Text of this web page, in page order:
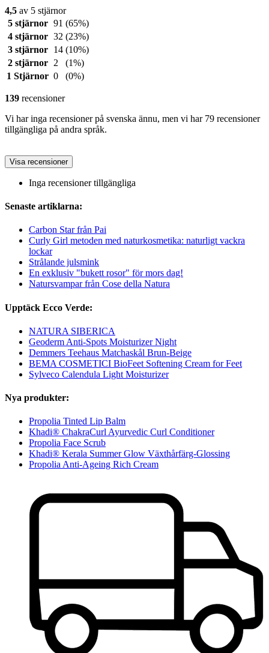
4,5 av 5 stjärnor
5 stjärnor 91 (65%)
4 stjärnor 32 (23%)
3 stjärnor
14 (10%)
2 stjärnor
2
(1%)
1 Stjärnor 0 (0%)
139 recensioner
Vi har inga recensioner på svenska ännu, men vi har 79 recensioner
tillgängliga på andra språk.
Visa recensioner
Inga recensioner tillgängliga
Senaste artiklarna:
Carbon Star från Pai
Curly Girl metoden med naturkosmetika: naturligt vackra
lockar
Strålande julsmink
En exklusiv "bukett rosor" för mors dag!
Natursvampar från Cose della Natura
Upptäck Ecco Verde:
NATURA SIBERICA
Geoderm Anti-Spots Moisturizer Night
Demmers Teehaus Matchaskål Brun-Beige
BEMA COSMETICI BioFeet Softening Cream for Feet
Sylveco Calendula Light Moisturizer
Nya produkter:
Propolia Tinted Lip Balm
Khadi® ChakraCurl Ayurvedic Curl Conditioner
Propolia Face Scrub
Khadi® Kerala Summer Glow Växthårfärg-Glossing
Propolia Anti-Ageing Rich Cream